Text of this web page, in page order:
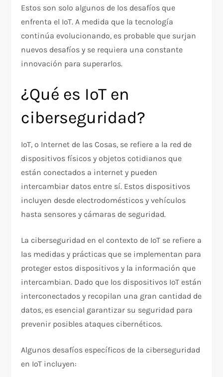
Estos son solo algunos de los desafíos que
enfrenta el IoT. A medida que la tecnología
continúa evolucionando, es probable que surjan
nuevos desafíos y se requiera una constante
innovación para superarlos.
¿Qué es IoT en
ciberseguridad?
IoT, o Internet de las Cosas, se refiere a la red de
dispositivos físicos y objetos cotidianos que
están conectados a internet y pueden
intercambiar datos entre sí. Estos dispositivos
incluyen desde electrodomésticos y vehículos
hasta sensores y cámaras de seguridad.
La ciberseguridad en el contexto de IoT se refiere a
las medidas y prácticas que se implementan para
proteger estos dispositivos y la información que
intercambian. Dado que los dispositivos IoT están
interconectados y recopilan una gran cantidad de
datos, es esencial garantizar su seguridad para
prevenir posibles ataques cibernéticos.
Algunos desafíos específicos de la ciberseguridad
en IoT incluyen: